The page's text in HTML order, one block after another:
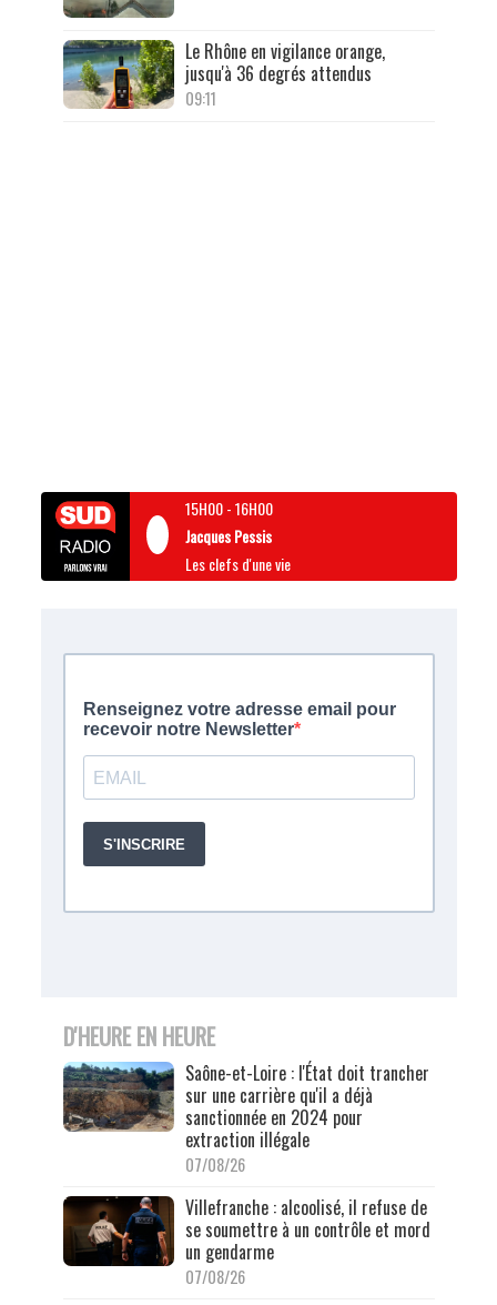
Le Rhône en vigilance orange,
jusqu'à 36 degrés attendus
09:11
15H00-16H00
Jacques Pessis
Les clefs d'une vie
D'HEURE EN HEURE
Saône-et-Loire : l'État doit trancher
sur une carrière qu'il a déjà
sanctionnée en 2024 pour
extraction illégale
07/08/26
Villefranche : alcoolisé, il refuse de
se soumettre à un contrôle et mord
un gendarme
07/08/26